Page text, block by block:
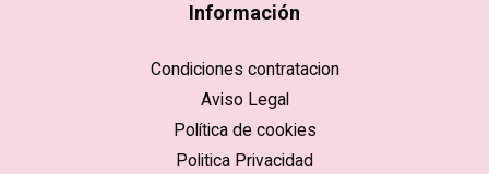
Información
Condiciones contratacion
Aviso Legal
Política de cookies
Politica Privacidad